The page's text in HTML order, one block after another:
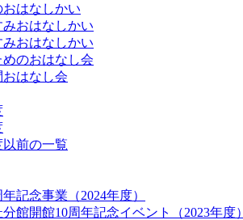
おはなしかい
みおはなしかい
みおはなしかい
めのおはなし会
はなし会
以前の一覧
記念事業（2024年度）
館開館10周年記念イベント（2023年度）